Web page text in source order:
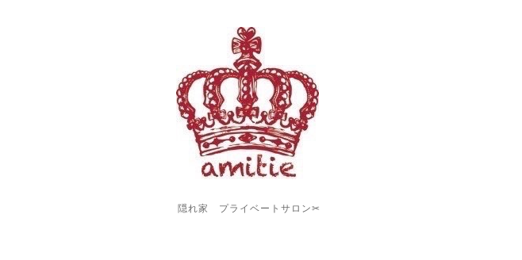
隠れ家 プライベートサロン✂︎